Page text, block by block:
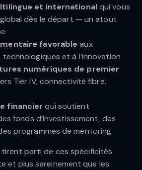
et internationalqui vous
dès le départ — un atout
favorable aux
et à l’innovation
numériques de premier
Tier IV, connectivité fibre,
financier qui soutient
fonds d’investissement, des
programmes de mentoring
parti de ces spécificités
et plus sereinement que les